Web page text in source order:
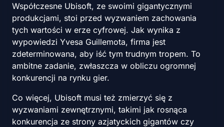
Współczesne Ubisoft, ze swoimi gigantycznymi
produkcjami, stoi przed wyzwaniem zachowania
tych wartości w erze cyfrowej. Jak wynika z
wypowiedzi Yvesa Guillemota, firma jest
zdeterminowana, aby iść tym trudnym tropem. To
ambitne zadanie, zwłaszcza w obliczu ogromnej
konkurencji na rynku gier.
Co więcej, Ubisoft musi też zmierzyć się z
wyzwaniami zewnętrznymi, takimi jak rosnąca
konkurencja ze strony azjatyckich gigantów czy